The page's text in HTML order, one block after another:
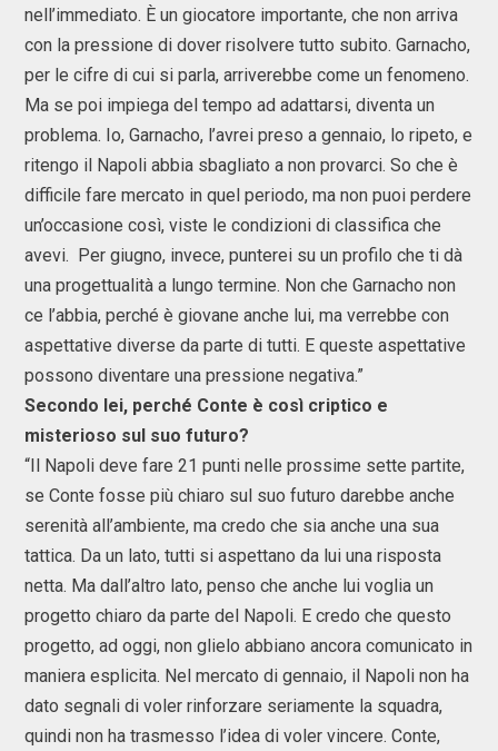
nell’immediato. È un giocatore importante, che non arriva
con la pressione di dover risolvere tutto subito. Garnacho,
per le cifre di cui si parla, arriverebbe come un fenomeno.
Ma se poi impiega del tempo ad adattarsi, diventa un
problema. Io, Garnacho, l’avrei preso a gennaio, lo ripeto, e
ritengo il Napoli abbia sbagliato a non provarci. So che è
difficile fare mercato in quel periodo, ma non puoi perdere
un’occasione così, viste le condizioni di classifica che
avevi. Per giugno, invece, punterei su un profilo che ti dà
una progettualità a lungo termine. Non che Garnacho non
ce l’abbia, perché è giovane anche lui, ma verrebbe con
aspettative diverse da parte di tutti. E queste aspettative
possono diventare una pressione negativa.”
Secondo lei, perché Conte è così criptico e
misterioso sul suo futuro?
“Il Napoli deve fare 21 punti nelle prossime sette partite,
se Conte fosse più chiaro sul suo futuro darebbe anche
serenità all’ambiente, ma credo che sia anche una sua
tattica. Da un lato, tutti si aspettano da lui una risposta
netta. Ma dall’altro lato, penso che anche lui voglia un
progetto chiaro da parte del Napoli. E credo che questo
progetto, ad oggi, non glielo abbiano ancora comunicato in
maniera esplicita. Nel mercato di gennaio, il Napoli non ha
dato segnali di voler rinforzare seriamente la squadra,
quindi non ha trasmesso l’idea di voler vincere. Conte,